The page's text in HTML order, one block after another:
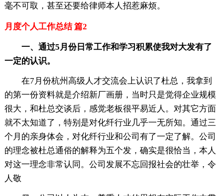
毫不可取，甚至还要给律师本人招惹麻烦。
月度个人工作总结 篇2
一、通过5月份日常工作和学习积累使我对大发有了
一定的认识。
在7月份杭州高级人才交流会上认识了杜总，我拿到
的第一份资料就是介绍新厂画册，当时只是觉得企业规模
很大，和杜总交谈后，感觉老板很平易近人。对其它方面
就不太知道了，特别是对化纤行业几乎一无所知。通过三
个月的亲身体会，对化纤行业和公司有了一定了解。公司
的理念被杜总通俗的解释为五个发，确实是很恰当，本人
对这一理念非常认同。公司发展不忘回报社会的壮举，令
人敬